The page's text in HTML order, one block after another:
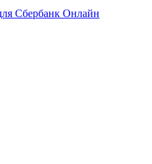
Сбербанк Онлайн